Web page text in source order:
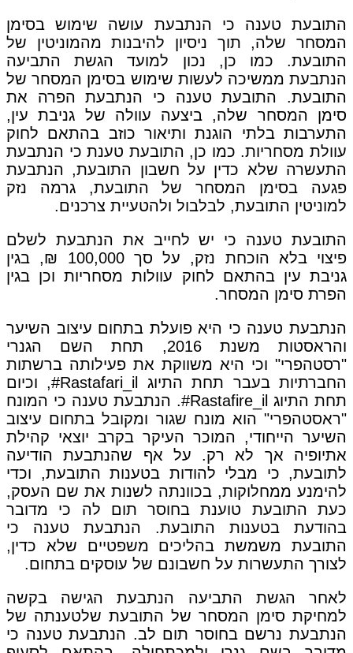
התובעת טענה כי הנתבעת עושה שימוש בסימן
המסחר שלה, תוך ניסיון להיבנות מהמוניטין של
התובעת. כמו כן, נכון למועד הגשת התביעה
הנתבעת ממשיכה לעשות שימוש בסימן המסחר של
התובעת. התובעת טענה כי הנתבעת הפרה את
סימן המסחר שלה, ביצעה עוולה של גניבת עין,
התערבות בלתי הוגנת ותיאור כוזב בהתאם לחוק
עוולת מסחריות. כמו כן, התובעת טענת כי הנתבעת
התעשרה שלא כדין על חשבון התובעת, הנתבעת
פגעה בסימן המסחר של התובעת, גרמה נזק
למוניטין התובעת, לבלבול ולהטעיית צרכנים.
התובעת טענה כי יש לחייב את הנתבעת לשלם
פיצוי בלא הוכחת נזק, על סך 100,000 ₪, בגין
גניבת עין בהתאם לחוק עוולות מסחריות וכן בגין
הפרת סימן המסחר.
הנתבעת טענה כי היא פועלת בתחום עיצוב השיער
והראסטות משנת 2016, תחת השם הגנרי
"רסטהפרי" וכי היא משווקת את פעילותה ברשתות
החברתיות בעבר תחת התיוג Rastafari_il#, וכיום
תחת התיוג Rastafire_il#. הנתבעת טענה כי המונח
"ראסטהפרי" הוא מונח שגור ומקובל בתחום עיצוב
השיער הייחודי, המוכר העיקר בקרב יוצאי קהילת
אתיופיה אך לא רק. על אף שהנתבעת הודיעה
לתובעת, כי מבלי להודות בטענות התובעת, וכדי
להימנע ממחלוקות, בכוונתה לשנות את שם העסק,
כעת התובעת טוענת בחוסר תום לה כי מדובר
בהודעת בטענות התובעת. הנתבעת טענה כי
התובעת משמשת בהליכים משפטיים שלא כדין,
לצורך התעשרות על חשבונם של עוסקים בתחום.
לאחר הגשת התביעה הנתבעת הגישה בקשה
למחיקת סימן המסחר של התובעת שלטענתה של
הנתבעת נרשם בחוסר תום לב. הנתבעת טענה כי